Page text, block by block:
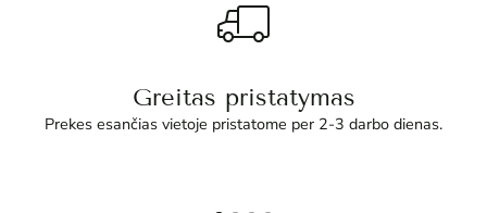
Greitas pristatymas
Prekes esančias vietoje pristatome per 2-3 darbo dienas.